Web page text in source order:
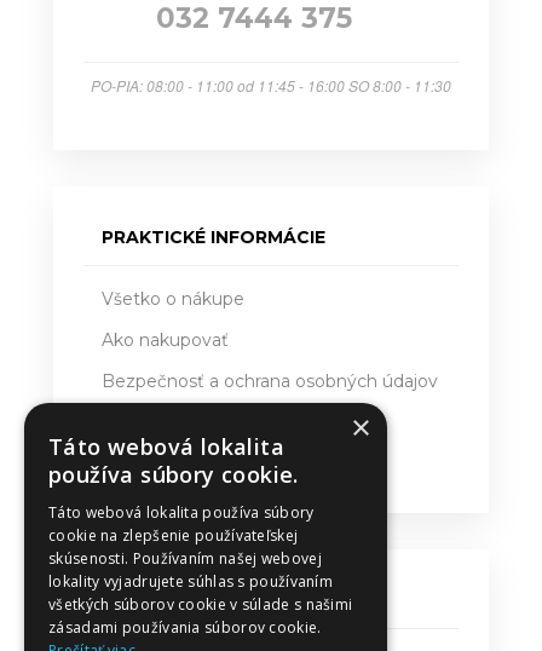
032 7444 375
PO-PIA: 08:00 - 11:00 od 11:45 - 16:00 SO 8:00 - 11:30
PRAKTICKÉ INFORMÁCIE
Všetko o nákupe
Ako nakupovať
Bezpečnosť a ochrana osobných údajov
Obchodné podmienky
KONTAKT
×
Táto webová lokalita
používa súbory cookie.
Táto webová lokalita používa súbory
cookie na zlepšenie používateľskej
skúsenosti. Používaním našej webovej
lokality vyjadrujete súhlas s používaním
všetkých súborov cookie v súlade s našimi
zásadami používania súborov cookie.